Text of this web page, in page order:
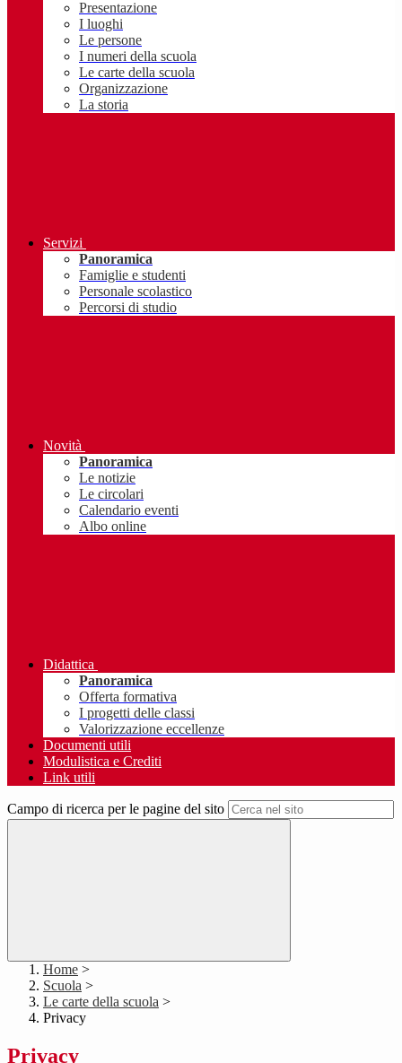
Presentazione
I luoghi
Le persone
I numeri della scuola
Le carte della scuola
Organizzazione
La storia
Servizi
Panoramica
Famiglie e studenti
Personale scolastico
Percorsi di studio
Novità
Panoramica
Le notizie
Le circolari
Calendario eventi
Albo online
Didattica
Panoramica
Offerta formativa
I progetti delle classi
Valorizzazione eccellenze
Documenti utili
Modulistica e Crediti
Link utili
Campo di ricerca per le pagine del sito
Home >
Scuola >
Le carte della scuola >
Privacy
Privacy